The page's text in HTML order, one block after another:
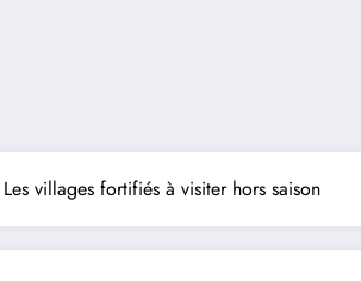
Les villages fortifiés à visiter hors saison